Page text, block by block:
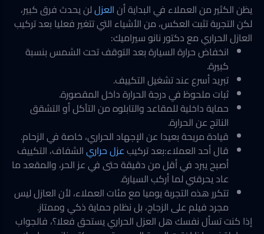
يظن الكثير من العملاء في البداية أنالعزللن يحدث فرق كبير،
لكن التجربة تثبت العكس، من الأشياء التي تتغير فعليا بعد تركيب
العازل الحراري مع دكتور نانو سيراميك:
انخفاض حرارة السيارة بعد التوقف تحت الشمس بنسبة
كبيرة.
تبريد أسرع عند تشغيل التكييف.
ثبات ملحوظ في درجة الحرارة داخل المقصورة.
حماية داخلية للمقاعد والتابلوه من التآكل أو التشقق
الناتج عن الحرارة.
قيادة مريحة بعيدا عن الإجهاد الحراري، خاصة في الزحام.
قال أحد العملاء:بعد تركيبعزل حراريالشفاف، التكييف
أصبح يبرد في أقل من دقيقة حتى في عز الحر، والمقعد ما
عاد يحرقني لما أركب السيارة.
تتكرر هذه التجربة يوميا مع مئات العملاء، لأن العازل ليس
مجرد فيلم على الزجاج، بل نظام حماية ذكي وممتاز.
إذا كنت تسأل نفسك هل العزل الحراري يستحق فعلا؟، فالجواب